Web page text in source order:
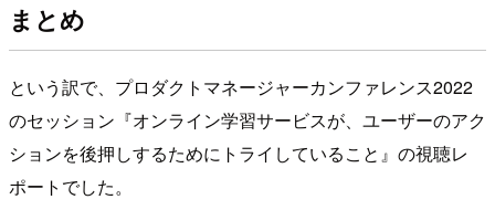
まとめ
という訳で、プロダクトマネージャーカンファレンス2022
のセッション『オンライン学習サービスが、ユーザーのアク
ションを後押しするためにトライしていること』の視聴レ
ポートでした。